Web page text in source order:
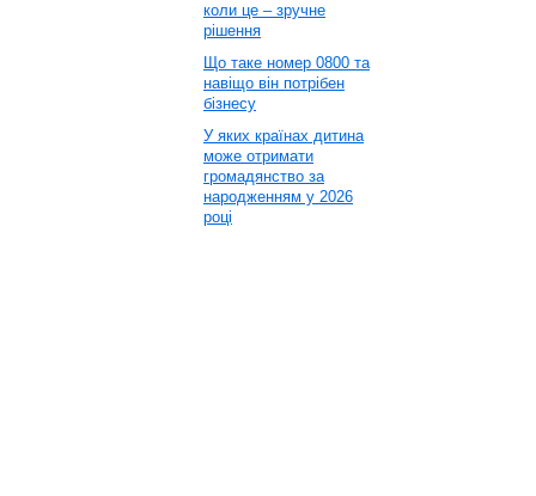
коли це – зручне
рішення
Що таке номер 0800 та
навіщо він потрібен
бізнесу
У яких країнах дитина
може отримати
громадянство за
народженням у 2026
році